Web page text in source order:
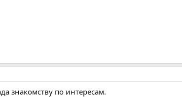
знакомству по интересам.